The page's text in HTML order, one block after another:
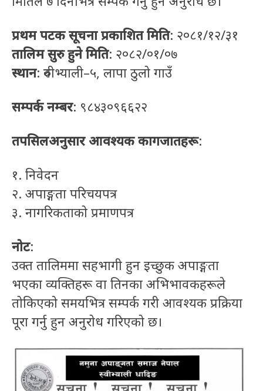
प्रथम पटक सूचना प्रकाशित मिति: २०८१/१२/३१
तालिम सुरु हुने मिति: २०८२/०१/०७
स्थान: रुवीभ्याली–५, लापा ठुलो गाउँ
सम्पर्क नम्बर: ९८४३०९६६२२
तपसिलअनुसार आवश्यक कागजातहरू:
१. निवेदन
२. अपाङ्गता परिचयपत्र
३. नागरिकताको प्रमाणपत्र
नोट:
उक्त तालिममा सहभागी हुन इच्छुक अपाङ्गता
भएका व्यक्तिहरू वा तिनका अभिभावकहरूले
तोकिएको समयभित्र सम्पर्क गरी आवश्यक प्रक्रिया
पूरा गर्नु हुन अनुरोध गरिएको छ।